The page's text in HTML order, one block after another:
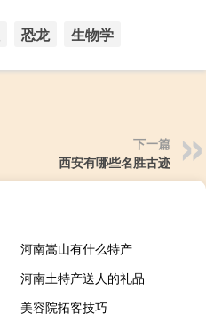
恐龙 生物学
下一篇
西安有哪些名胜古迹
河南嵩山有什么特产
河南土特产送人的礼品
美容院拓客技巧